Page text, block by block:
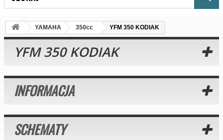
YAMAHA 350cc YFM 350 KODIAK
YFM 350 KODIAK
INFORMACJA
SCHEMATY